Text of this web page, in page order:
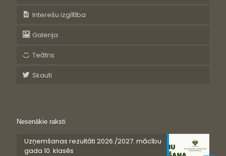
Interešu izglītība
Galerija
Teātris
Skauti
Nesenākie raksti
Uzņemšanas rezultāti 2026./2027. mācību
gada 10. klasēs